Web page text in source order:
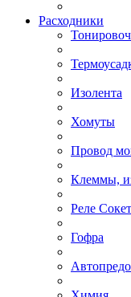
Расходники
Изолента
Хомуты
Провод
Клеммы,
Реле Сокет
Гофра